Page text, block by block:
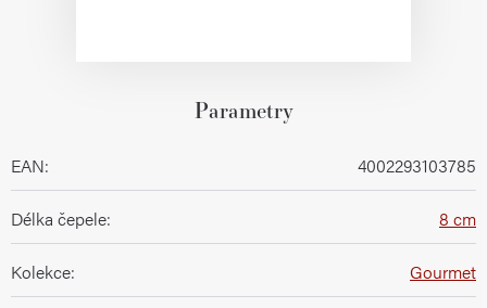
Parametry
EAN: 4002293103785
Délka čepele: 8 cm
Kolekce: Gourmet